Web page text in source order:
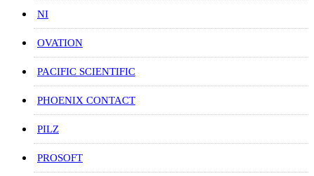
NI
OVATION
PACIFIC SCIENTIFIC
PHOENIX CONTACT
PILZ
PROSOFT